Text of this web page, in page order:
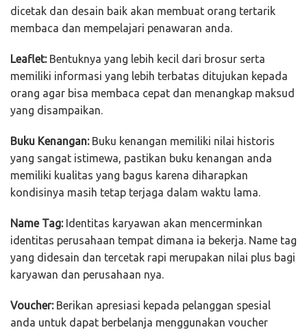
dicetak dan desain baik akan membuat orang tertarik
membaca dan mempelajari penawaran anda.
Leaflet:Bentuknya yang lebih kecil dari brosur serta
memiliki informasi yang lebih terbatas ditujukan kepada
orang agar bisa membaca cepat dan menangkap maksud
yang disampaikan.
Buku Kenangan:Buku kenangan memiliki nilai historis
yang sangat istimewa, pastikan buku kenangan anda
memiliki kualitas yang bagus karena diharapkan
kondisinya masih tetap terjaga dalam waktu lama.
Name Tag:Identitas karyawan akan mencerminkan
identitas perusahaan tempat dimana ia bekerja. Name tag
yang didesain dan tercetak rapi merupakan nilai plus bagi
karyawan dan perusahaan nya.
Voucher:Berikan apresiasi kepada pelanggan spesial
anda untuk dapat berbelanja menggunakan voucher